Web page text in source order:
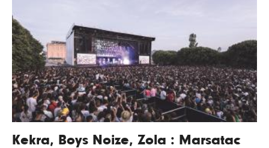
Kekra, Boys Noize, Zola : Marsatac